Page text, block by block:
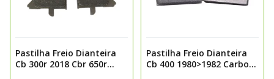
Pastilha Freio Dianteira
Cb 300r 2018 Cbr 650r
Pastilha Freio Dianteira
Cb 400 1980>1982 Carbon